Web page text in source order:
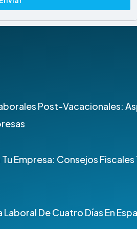
Post-Vacacionales:
Empresa: Consejos Fiscales
De Cuatro Días En